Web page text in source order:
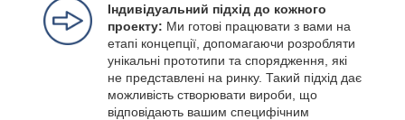
Індивідуальний підхід до кожного
проекту: Ми готові працювати з вами на
етапі концепції, допомагаючи розробляти
унікальні прототипи та спорядження, які
не представлені на ринку. Такий підхід дає
можливість створювати вироби, що
відповідають вашим специфічним